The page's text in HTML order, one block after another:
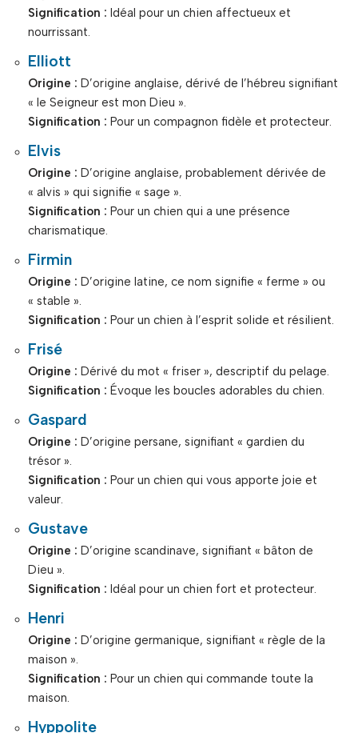
Signification : Idéal pour un chien affectueux et
nourrissant.
Elliott
Origine : D’origine anglaise, dérivé de l’hébreu signifiant
« le Seigneur est mon Dieu ».
Signification : Pour un compagnon fidèle et protecteur.
Elvis
Origine : D’origine anglaise, probablement dérivée de
« alvis » qui signifie « sage ».
Signification : Pour un chien qui a une présence
charismatique.
Firmin
Origine : D’origine latine, ce nom signifie « ferme » ou
« stable ».
Signification : Pour un chien à l’esprit solide et résilient.
Frisé
Origine : Dérivé du mot « friser », descriptif du pelage.
Signification : Évoque les boucles adorables du chien.
Gaspard
Origine : D’origine persane, signifiant « gardien du
trésor ».
Signification : Pour un chien qui vous apporte joie et
valeur.
Gustave
Origine : D’origine scandinave, signifiant « bâton de
Dieu ».
Signification : Idéal pour un chien fort et protecteur.
Henri
Origine : D’origine germanique, signifiant « règle de la
maison ».
Signification : Pour un chien qui commande toute la
maison.
Hyppolite